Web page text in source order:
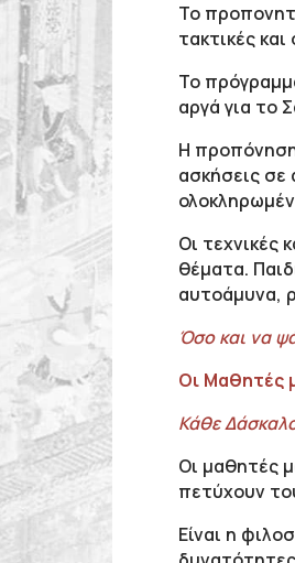
Το
τακτικές
Το
αργά για το
Η προπόνηση
ασκήσεις σε
Οι τεχνικές
θέματα.
αυτοάμυνα,
Όσο και να
Οι Μαθητές
Κάθε
Οι μαθητές
πετύχουν
Είναι η